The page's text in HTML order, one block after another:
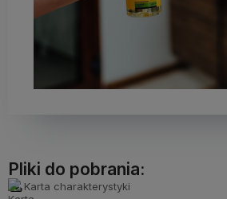
Pliki do pobrania:
Karta charakterystyki